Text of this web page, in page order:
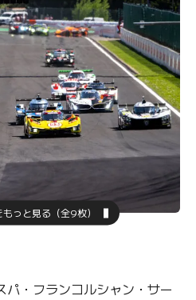
っと見る（全9枚）
・フランコルシャン・サー